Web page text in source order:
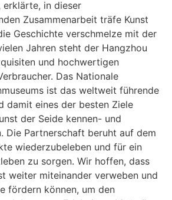
erklärte, in dieser
Zusammenarbeit träfe Kunst
Geschichte verschmelze mit der
Jahren steht der Hangzhou
und hochwertigen
Das Nationale
ist das weltweit führende
damit eines der besten Ziele
der Seide kennen- und
Die Partnerschaft beruht auf dem
wiederzubeleben und für ein
zu sorgen. Wir hoffen, dass
weiter miteinander verweben und
fördern können, um den